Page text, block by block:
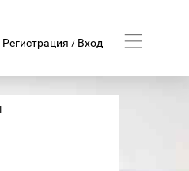
Регистрация / Вход